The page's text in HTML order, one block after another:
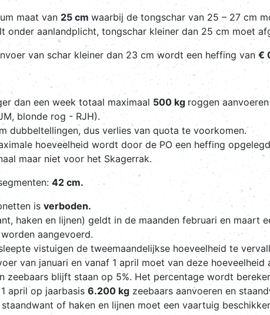
maat van 25 cm waarbij de tongschar van 25 – 27 cm
onder aanlandplicht, tongschar kleiner dan 25 cm moet
van schar kleiner dan 23 cm wordt een heffing van €
dan een week totaal maximaal 500 kg roggen
blonde rog - RJH).
dubbeltellingen, dus verlies van quota te voorkomen.
hoeveelheid wordt door de PO een heffing
maar niet voor het Skagerrak.
42 cm.
is verboden.
haken en lijnen) geldt in de maanden februari en maart
aangevoerd.
vistuigen de tweemaandelijkse hoeveelheid te
van januari en vanaf 1 april moet van deze
zeebaars blijft staan op 5%. Het percentage wordt
april op jaarbasis 6.200 kg zeebaars aanvoeren en
of haken en lijnen moet een vaartuig